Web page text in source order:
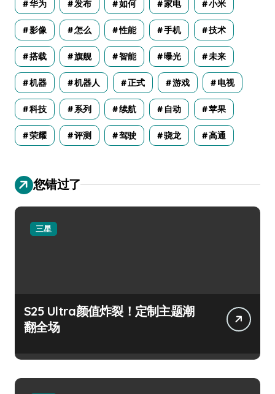
华为 发布 如何 家电 小米
影像 怎么 性能 手机 技术
搭载 旗舰 智能 曝光 未来
机器 机器人 正式 游戏 电视
科技 系列 续航 自动 苹果
荣耀 评测 驾驶 骁龙 高通
您错过了
三星
S25 Ultra颜值炸裂！定制主题潮
翻全场